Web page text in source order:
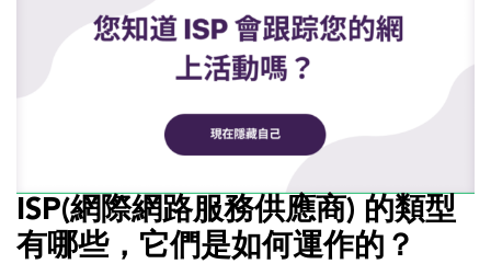
ISP(網際網路服務供應商) 的類型
有哪些，它們是如何運作的？